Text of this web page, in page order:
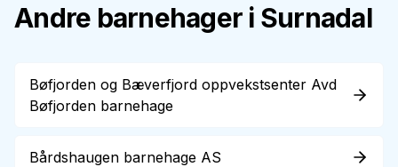
Andre barnehager i Surnadal
Bøfjorden og Bæverfjord oppvekstsenter Avd
Bøfjorden barnehage
Bårdshaugen barnehage AS